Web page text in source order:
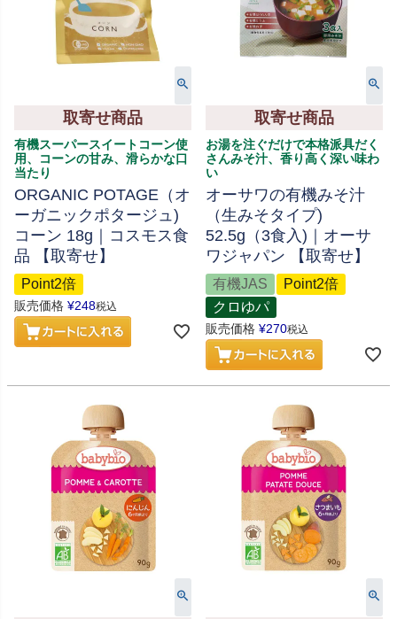
取寄せ商品
有機スーパースイートコーン使
用、コーンの甘み、滑らかな口
当たり
ORGANIC POTAGE（オ
ーガニックポタージュ)
コーン 18g｜コスモス食
品 【取寄せ】
Point2倍
販売価格 ¥248税込
取寄せ商品
お湯を注ぐだけで本格派具だく
さんみそ汁、香り高く深い味わ
い
オーサワの有機みそ汁
（生みそタイプ)
52.5g（3食入)｜オーサ
ワジャパン 【取寄せ】
有機JAS
Point2倍
クロゆパ
販売価格 ¥270税込